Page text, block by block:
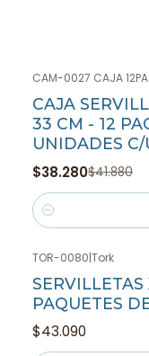
-9% OFF
CAM-0027 CAJA
CAJA
33 CM - 12
UNIDADES C/
$38.280$41.880
Cantidad
TOR-0080|Tork
SERVILLETAS
PAQUETES
$43.090